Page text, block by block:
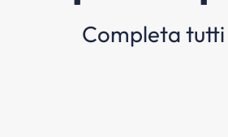
Completa tutti